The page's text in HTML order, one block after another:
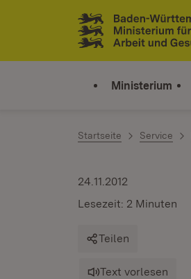
Zum Inhalt springen
Link zur Startseite
Ministerium
Startseite Service
24.11.2012
Lesezeit: 2 Minuten
Teilen
Text vorlesen